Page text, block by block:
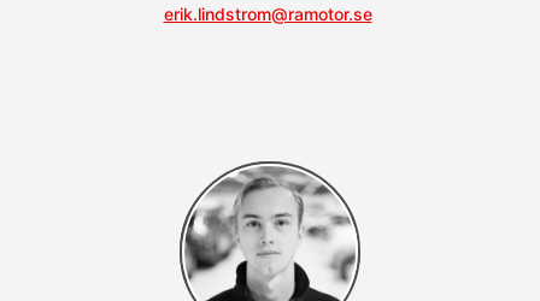
erik.lindstrom@ramotor.se